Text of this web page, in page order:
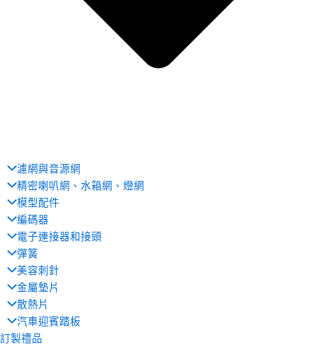
濾網與音源網
精密喇叭網、水箱網、燈網
模型配件
編碼器
電子連接器和接頭
彈簧
美容刺針
金屬墊片
散熱片
汽車迎賓踏板
訂製禮品